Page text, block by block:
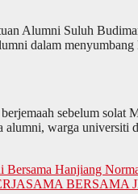
Alumni Suluh
dalam
sebelum
warga
Bersama Hanjiang
BERSAMA